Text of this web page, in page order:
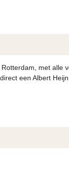
met alle
een Albert